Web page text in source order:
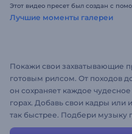
Этот видео пресет был создан с
Лучшие моменты галереи
Покажи свои захватывающие
готовым рилсом. От походов
он сохраняет каждое
горах. Добавь свои кадры или
так быстрее. Подбери музыку
делиться историей. Создай